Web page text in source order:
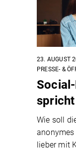
23. AUGUST
PRESSE- &
Wie soll
lieber mit